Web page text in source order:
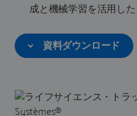
成と機械学習を活用し
資料ダウンロード